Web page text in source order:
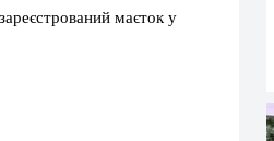
маєток у